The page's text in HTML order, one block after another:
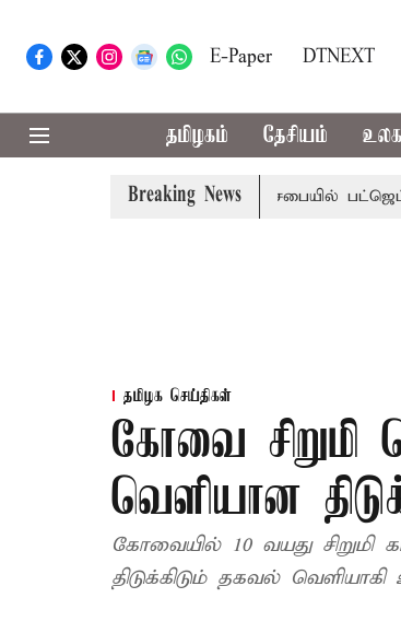
E-Paper DTNEXT
தமிழகம் தேசியம்
Breaking News
தடுமாற்றமா? சட்டசபையில் பட்ஜெட்
தமிழக செய்திகள்
கோவை
வெளியான
கோவையில் 10 வயது
திடுக்கிடும் தகவல்